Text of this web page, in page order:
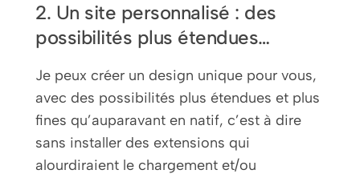
2. Un site personnalisé : des
possibilités plus étendues…
Je peux créer un design unique pour vous,
avec des possibilités plus étendues et plus
fines qu’auparavant en natif, c’est à dire
sans installer des extensions qui
alourdiraient le chargement et/ou